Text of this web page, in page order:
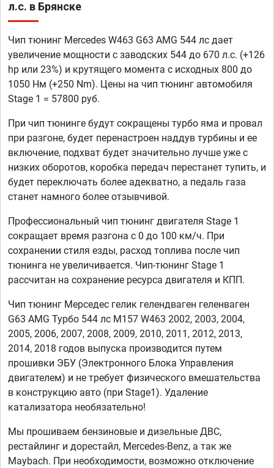
л.с. в Брянске
Чип тюнинг Mercedes W463 G63 AMG 544 лс дает
увеличение мощности с заводских 544 до 670 л.с. (+126
hp или 23%) и крутящего момента с исходных 800 до
1050 Нм (+250 Nm). Цены на чип тюнинг автомобиля
Stage 1 = 57800 руб.
При чип тюнинге будут сокращены турбо яма и провал
при разгоне, будет перенастроен наддув турбины и ее
включение, подхват будет значительно лучше уже с
низких оборотов, коробка передач перестанет тупить, и
будет переключать более адекватно, а педаль газа
станет намного более отзывчивой.
Профессиональный чип тюнинг двигателя Stage 1
сокращает время разгона с 0 до 100 км/ч. При
сохранении стиля езды, расход топлива после чип
тюнинга не увеличивается. Чип-тюнинг Stage 1
рассчитан на сохранение ресурса двигателя и КПП.
Чип тюнинг Мерседес гелик гелендваген геленваген
G63 AMG Турбо 544 лс M157 W463 2002, 2003, 2004,
2005, 2006, 2007, 2008, 2009, 2010, 2011, 2012, 2013,
2014, 2018 годов выпуска производится путем
прошивки ЭБУ (Электронного Блока Управления
двигателем) и не требует физического вмешательства
в конструкцию авто (при Stage1). Удаление
катализатора необязательно!
Мы прошиваем бензиновые и дизельные ДВС,
рестайлинг и дорестайл, Mercedes-Benz, а так же
Maybach. При необходимости, возможно отключение